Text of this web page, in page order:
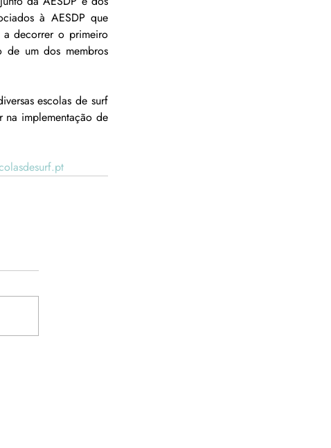
à AESDP que
a decorrer o primeiro
de um dos membros
escolas de surf
na implementação de